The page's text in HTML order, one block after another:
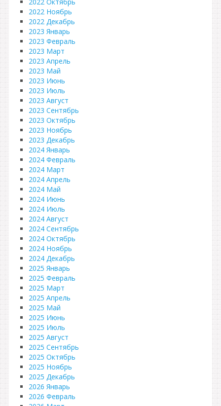
2022 Ноябрь
2022 Декабрь
2023 Январь
2023 Февраль
2023 Март
2023 Апрель
2023 Май
2023 Июнь
2023 Июль
2023 Август
2023 Сентябрь
2023 Октябрь
2023 Ноябрь
2023 Декабрь
2024 Январь
2024 Февраль
2024 Март
2024 Апрель
2024 Май
2024 Июнь
2024 Июль
2024 Август
2024 Сентябрь
2024 Октябрь
2024 Ноябрь
2024 Декабрь
2025 Январь
2025 Февраль
2025 Март
2025 Апрель
2025 Май
2025 Июнь
2025 Июль
2025 Август
2025 Сентябрь
2025 Октябрь
2025 Ноябрь
2025 Декабрь
2026 Январь
2026 Февраль